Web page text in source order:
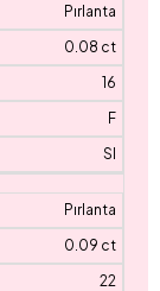
Pırlanta
0.08 ct
16
F
SI
Pırlanta
0.09 ct
22